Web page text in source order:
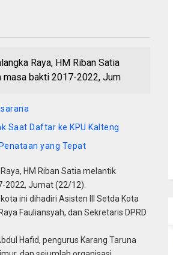
Raya, HM Riban Satia
masa bakti 2017-2022, Jum
Saat Daftar ke KPU Kalteng
yang Tepat
HM Riban Satia melantik
2022, Jumat (22/12).
ini dihadiri Asisten III Setda Kota
Fauliansyah, dan Sekretaris DPRD
Hafid, pengurus Karang Taruna